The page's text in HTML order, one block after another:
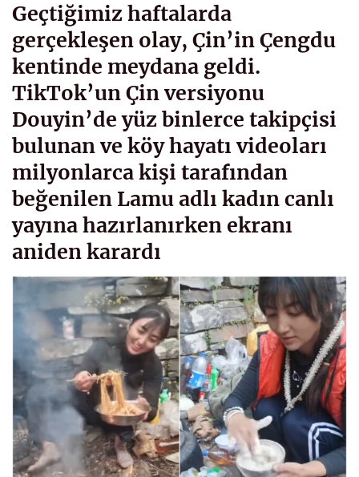
Geçtiğimiz haftalarda
gerçekleşen olay, Çin’in Çengdu
kentinde meydana geldi.
TikTok’un Çin versiyonu
Douyin’de yüz binlerce takipçisi
bulunan ve köy hayatı videoları
milyonlarca kişi tarafından
beğenilen Lamu adlı kadın canlı
yayına hazırlanırken ekranı
aniden karardı